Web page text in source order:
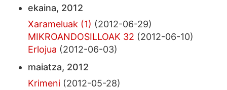
ekaina, 2012
Xarameluak (1) (2012-06-29)
MIKROANDOSILLOAK 32 (2012-06-10)
Erlojua (2012-06-03)
maiatza, 2012
Krimeni (2012-05-28)